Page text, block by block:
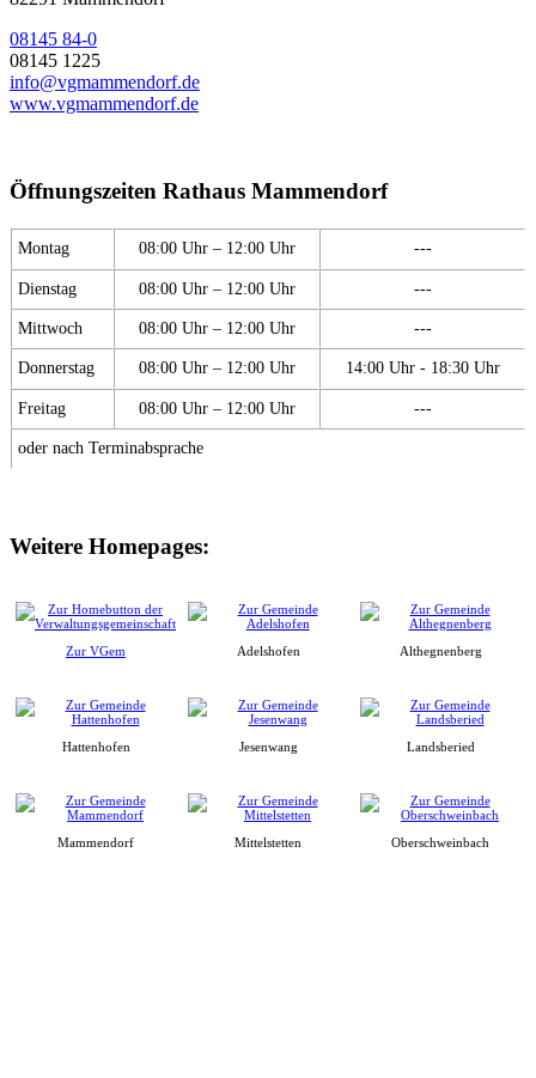
08145 84-0
08145 1225
info@vgmammendorf.de
www.vgmammendorf.de
Öffnungszeiten Rathaus Mammendorf
Montag 08:00 Uhr – 12:00 Uhr ---
Dienstag 08:00 Uhr – 12:00 Uhr ---
Mittwoch 08:00 Uhr – 12:00 Uhr ---
Donnerstag 08:00 Uhr – 12:00 Uhr 14:00 Uhr - 18:30 Uhr
Freitag 08:00 Uhr – 12:00 Uhr ---
oder nach Terminabsprache
Weitere Homepages:
Zur VGem Adelshofen Althegnenberg
Hattenhofen Jesenwang Landsberied
Mammendorf Mittelstetten Oberschweinbach